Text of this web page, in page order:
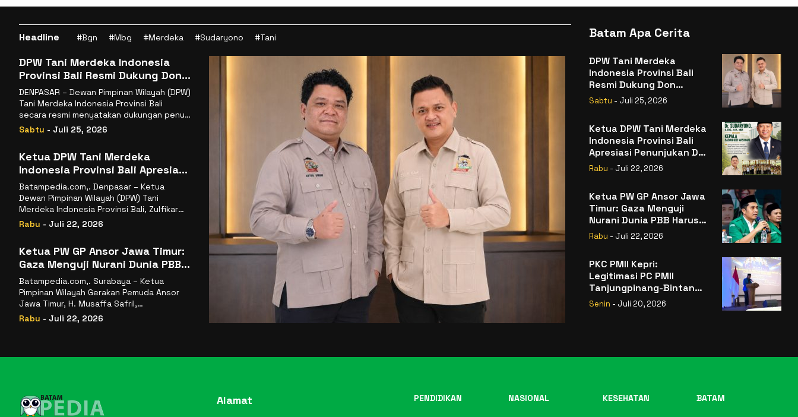
Headline #Bgn #Mbg #Merdeka #Sudaryono #Tani
DPW Tani Merdeka Indonesia
Provinsi Bali Resmi Dukung Don
Muzakir Mengisi Jabatan Wakil
Menteri Pertanian RI
DENPASAR – Dewan Pimpinan Wilayah (DPW)
Tani Merdeka Indonesia Provinsi Bali
secara resmi menyatakan dukungan penuh
kepada Ketua Umum
Sabtu - Juli 25, 2026
Ketua DPW Tani Merdeka
Indonesia Provinsi Bali Apresiasi
Penunjukan Dr. Sudaryono
sebagai Kepala Badan Gizi
Nasional
Batampedia.com,. Denpasar – Ketua
Dewan Pimpinan Wilayah (DPW) Tani
Merdeka Indonesia Provinsi Bali, Zulfikar
Wijaya, S.E., menyampaikan ucapan
Rabu - Juli 22, 2026
Ketua PW GP Ansor Jawa Timur:
Gaza Menguji Nurani Dunia PBB
Harus Reformasi Total atau
Kehilangan Legitimasi
Batampedia.com,. Surabaya – Ketua
Pimpinan Wilayah Gerakan Pemuda Ansor
Jawa Timur, H. Musaffa Safril,
menyampaikan keprihatinan mendalam
Rabu - Juli 22, 2026
Batam Apa Cerita
DPW Tani Merdeka
Indonesia Provinsi Bali
Resmi Dukung Don
Muzakir Mengisi Jabatan
Wakil Menteri Pertanian
Sabtu - Juli 25, 2026
Ketua DPW Tani Merdeka
Indonesia Provinsi Bali
Apresiasi Penunjukan Dr.
Sudaryono sebagai
Kepala Badan Gizi
Rabu - Juli 22, 2026
Ketua PW GP Ansor Jawa
Timur: Gaza Menguji
Nurani Dunia PBB Harus
Reformasi Total atau
Kehilangan Legitimasi
Rabu - Juli 22, 2026
PKC PMII Kepri:
Legitimasi PC PMII
Tanjungpinang-Bintan
Berada pada
Kepengurusan
Senin - Juli 20, 2026
Alamat PENDIDIKAN NASIONAL KESEHATAN BATAM